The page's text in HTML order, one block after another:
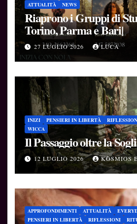
ATTUALITÀ NEWS
Riaprono i Gruppi di
Torino, Parma e Bari|
27 LUGLIO 2026 LUCA
INIZI PENSIERI IN LIBERTÀ
WICCA
Il Passaggio oltre la
12 LUGLIO 2026 KÒSMIOS
APPROFONDIMENTI ATTUALITÀ
PENSIERI IN LIBERTÀ
RIFLESSIONI